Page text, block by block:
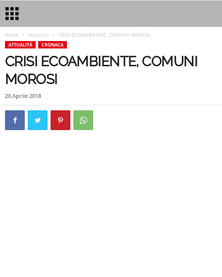
Home Attualità CRISI ECOAMBIENTE, COMUNI MOROSI
ATTUALITÀ CRONACA
CRISI ECOAMBIENTE, COMUNI
MOROSI
20 Aprile 2018